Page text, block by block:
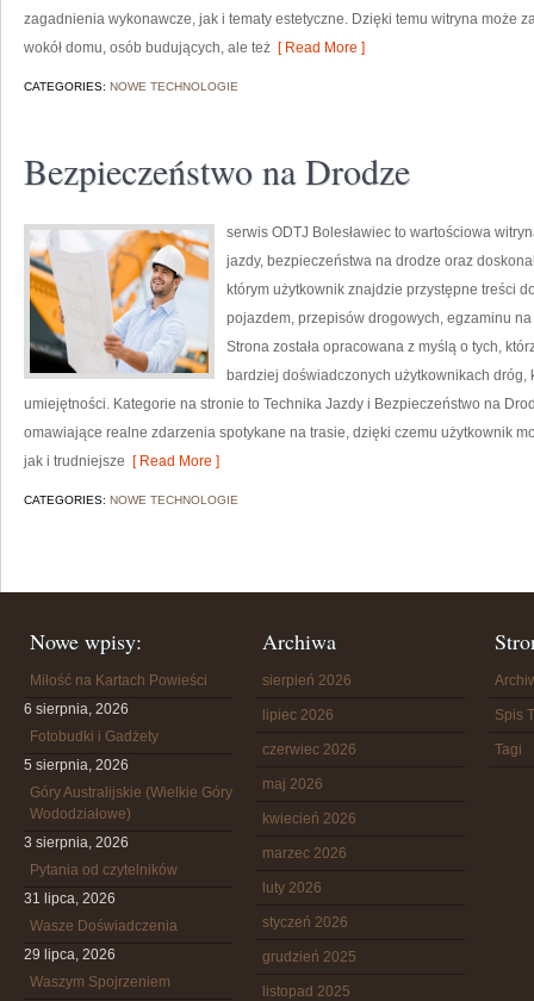
zagadnienia wykonawcze, jak i tematy estetyczne. Dzięki temu witryna może
wokół domu, osób budujących, ale też [ Read More ]
CATEGORIES: NOWE TECHNOLOGIE
Bezpieczeństwo na Drodze
serwis ODTJ Bolesławiec to wartościowa
jazdy, bezpieczeństwa na drodze oraz
którym użytkownik znajdzie przystępne treści
pojazdem, przepisów drogowych, egzaminu
Strona została opracowana z myślą o tych,
bardziej doświadczonych użytkownikach
umiejętności. Kategorie na stronie to Technika Jazdy i Bezpieczeństwo na
omawiające realne zdarzenia spotykane na trasie, dzięki czemu użytkownik
jak i trudniejsze [ Read More ]
CATEGORIES: NOWE TECHNOLOGIE
Nowe wpisy:
Miłość na Kartach Powieści
6 sierpnia, 2026
Fotobudki i Gadżety
5 sierpnia, 2026
Góry Australijskie (Wielkie Góry
Wododziałowe)
3 sierpnia, 2026
Pytania od czytelników
31 lipca, 2026
Wasze Doświadczenia
29 lipca, 2026
Waszym Spojrzeniem
Archiwa
sierpień 2026
lipiec 2026
czerwiec 2026
maj 2026
kwiecień 2026
marzec 2026
luty 2026
styczeń 2026
grudzień 2025
listopad 2025
Spis
Tagi